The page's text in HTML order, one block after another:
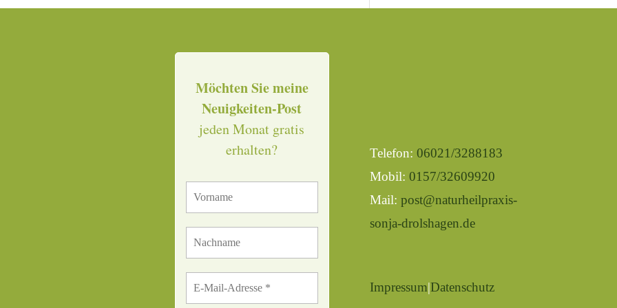
Möchten Sie meine
Neuigkeiten-Post
jeden Monat gratis
erhalten?
Telefon:06021/3288183
Mobil:0157/32609920
Mail:post@naturheilpraxis-
sonja-drolshagen.de
Impressum|Datenschutz